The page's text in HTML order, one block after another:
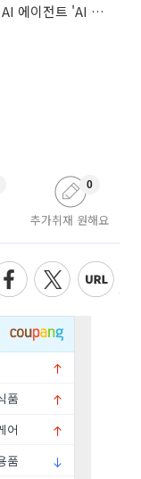
폴라리스오피스, CES 2025 혁신상 수상 AI 에이전트 'AI NOVA' 선봬
추가취재 원해요
0